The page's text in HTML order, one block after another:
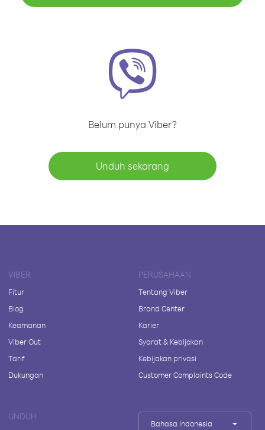
Belum punya Viber?
Unduh sekarang
VIBER
Fitur
Blog
Keamanan
Viber Out
Tarif
Dukungan
PERUSAHAAN
Tentang Viber
Brand Center
Karier
Syarat & Kebijakan
Kebijakan privasi
Customer Complaints Code
UNDUH
Bahasa Indonesia